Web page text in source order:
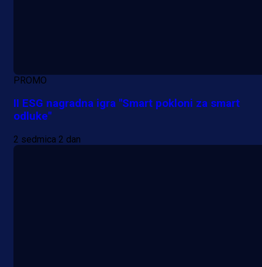
PROMO
II ESG nagradna igra "Smart pokloni za smart
odluke"
2 sedmica 2 dan